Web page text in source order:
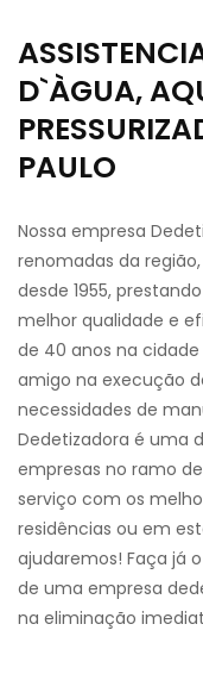
D`ÀGUA,
PAULO
Nossa empresa
renomadas da
desde 1955,
melhor qualidade e
de 40 anos na
amigo na execução
necessidades de
Dedetizadora é uma
empresas no ramo
serviço com os
residências ou em
ajudaremos! Faça já
de uma empresa
na eliminação